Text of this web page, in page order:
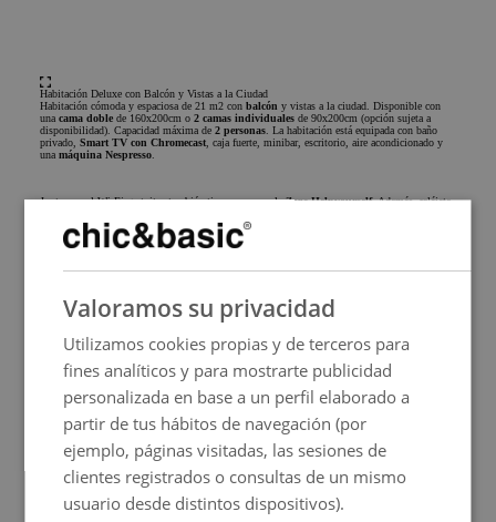
Habitación Deluxe con Balcón y Vistas a la Ciudad
Habitación cómoda y espaciosa de 21 m2 con balcón y vistas a la ciudad. Disponible con
una cama doble de 160x200cm o 2 camas individuales de 90x200cm (opción sujeta a
disponibilidad). Capacidad máxima de 2 personas . La habitación está equipada con baño
privado, Smart TV con Chromecast , caja fuerte, minibar, escritorio, aire acondicionado y
una máquina Nespresso
Junto con el Wi-Fi gratuito, también tienes acceso a la ZonaHelpyourself. Además, relájate
SPANISH
FRENCH
ITALIAN
PORTUGUESE
Valoramos su privacidad
Utilizamos cookies propias y de terceros para
fines analíticos y para mostrarte publicidad
personalizada en base a un perfil elaborado a
partir de tus hábitos de navegación (por
ejemplo, páginas visitadas, las sesiones de
clientes registrados o consultas de un mismo
usuario desde distintos dispositivos).